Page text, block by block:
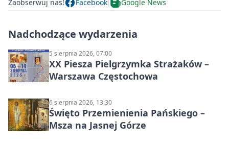
Zaobserwuj nas! Facebook Google News
Nadchodzące wydarzenia
5 sierpnia 2026, 07:00
XX Piesza Pielgrzymka Strażaków –
Warszawa Częstochowa
6 sierpnia 2026, 13:30
Święto Przemienienia Pańskiego –
Msza na Jasnej Górze